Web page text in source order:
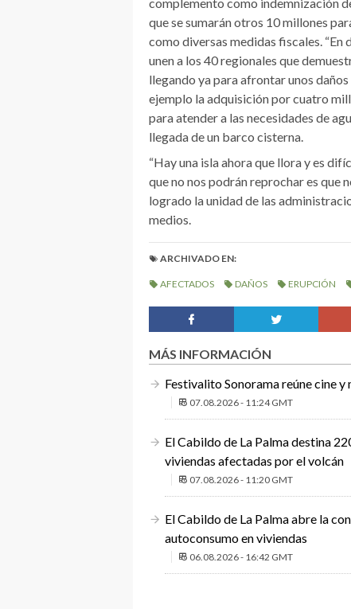
que se sumarán otros 10 millones
como diversas medidas fiscales.
unen a los 40 regionales que
llegando ya para afrontar unos
ejemplo la adquisición por cuatro
para atender a las necesidades de
llegada de un barco cisterna.
“Hay una isla ahora que llora y es
que no nos podrán reprochar es que
logrado la unidad de las
medios.
ARCHIVADO EN:
AFECTADOS DAÑOS ERUPCIÓN
MÁS INFORMACIÓN
Festivalito Sonorama reúne cine y
07.08.2026 - 11:24 GMT
El Cabildo de La Palma destina
viviendas afectadas por el volcán
07.08.2026 - 11:20 GMT
El Cabildo de La Palma abre la
autoconsumo en viviendas
06.08.2026 - 16:42 GMT